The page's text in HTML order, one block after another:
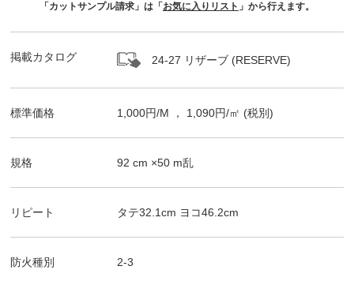
「カットサンプル請求」は「 お気に入りリスト 」から行えます。
掲載カタログ 24-27 リザーブ (RESERVE)
標準価格 1,000円/M ， 1,090円/㎡ (税別)
規格 92 cm ×50 m乱
リピート タテ32.1cm ヨコ46.2cm
防火種別 2-3